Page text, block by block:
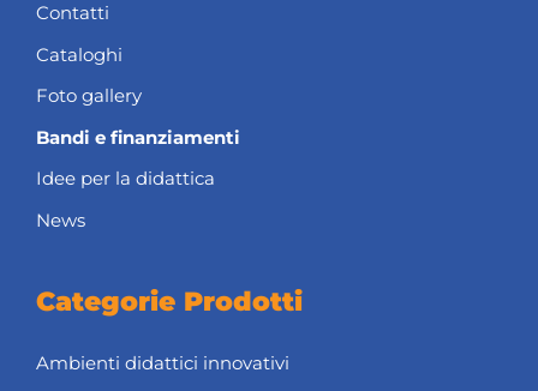
Contatti
Cataloghi
Foto gallery
Bandi e finanziamenti
Idee per la didattica
News
Categorie Prodotti
Ambienti didattici innovativi